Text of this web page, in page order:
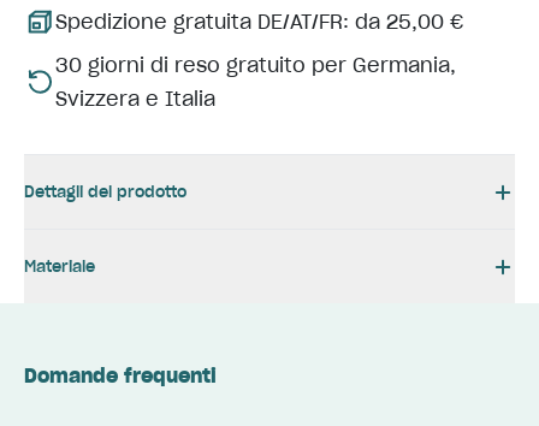
Spedizione gratuita DE/AT/FR: da 25,00 €
30 giorni di reso gratuito per Germania,
Svizzera e Italia
Dettagli del prodotto
Materiale
Domande frequenti